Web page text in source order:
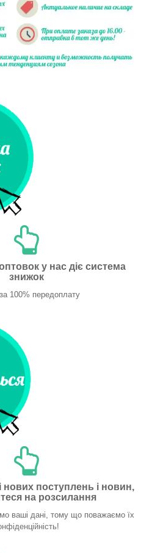
у нас діє система
знижок
100% передоплату
нових поступлень і новин,
на розсилання
ваші дані, тому що поважаємо їх